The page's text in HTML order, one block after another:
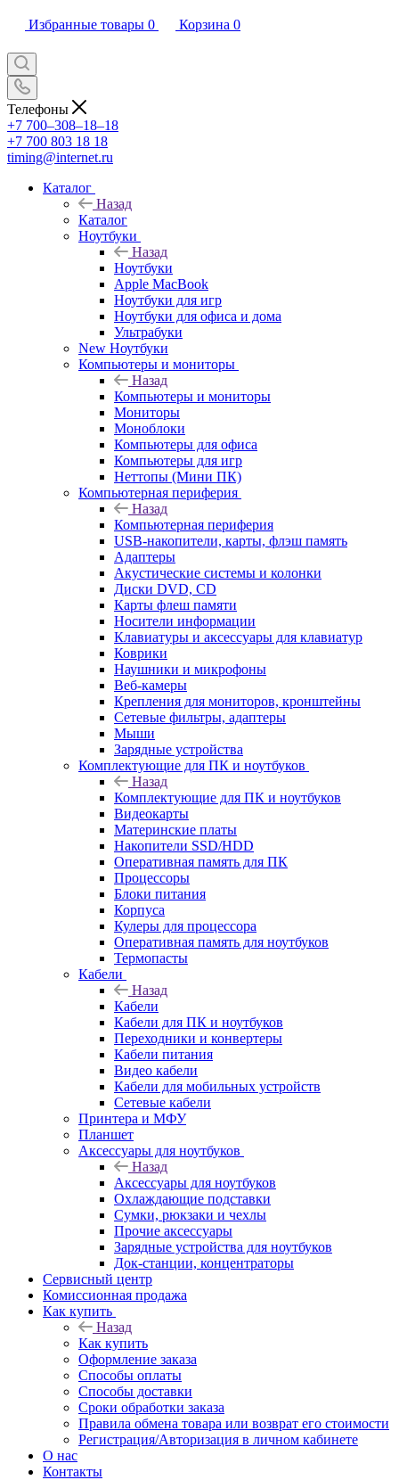
Избранные товары 0 Корзина 0
Телефоны
+7 700‒308‒18‒18
+7 700 803 18 18
timing@internet.ru
Каталог
Назад
Каталог
Ноутбуки
Назад
Ноутбуки
Apple MacBook
Ноутбуки для игр
Ноутбуки для офиса и дома
Ультрабуки
New Ноутбуки
Компьютеры и мониторы
Назад
Компьютеры и мониторы
Мониторы
Моноблоки
Компьютеры для офиса
Компьютеры для игр
Неттопы (Мини ПК)
Компьютерная периферия
Назад
Компьютерная периферия
USB-накопители, карты, флэш память
Адаптеры
Акустические системы и колонки
Диски DVD, CD
Карты флеш памяти
Носители информации
Клавиатуры и аксессуары для клавиатур
Коврики
Наушники и микрофоны
Веб-камеры
Крепления для мониторов, кронштейны
Сетевые фильтры, адаптеры
Мыши
Зарядные устройства
Комплектующие для ПК и ноутбуков
Назад
Комплектующие для ПК и ноутбуков
Видеокарты
Материнские платы
Накопители SSD/HDD
Оперативная память для ПК
Процессоры
Блоки питания
Корпуса
Кулеры для процессора
Оперативная память для ноутбуков
Термопасты
Кабели
Назад
Кабели
Кабели для ПК и ноутбуков
Переходники и конвертеры
Кабели питания
Видео кабели
Кабели для мобильных устройств
Сетевые кабели
Принтера и МФУ
Планшет
Аксессуары для ноутбуков
Назад
Аксессуары для ноутбуков
Охлаждающие подставки
Сумки, рюкзаки и чехлы
Прочие аксессуары
Зарядные устройства для ноутбуков
Док-станции, концентраторы
Сервисный центр
Комиссионная продажа
Как купить
Назад
Как купить
Оформление заказа
Способы оплаты
Способы доставки
Сроки обработки заказа
Правила обмена товара или возврат его стоимости
Регистрация/Авторизация в личном кабинете
О нас
Контакты